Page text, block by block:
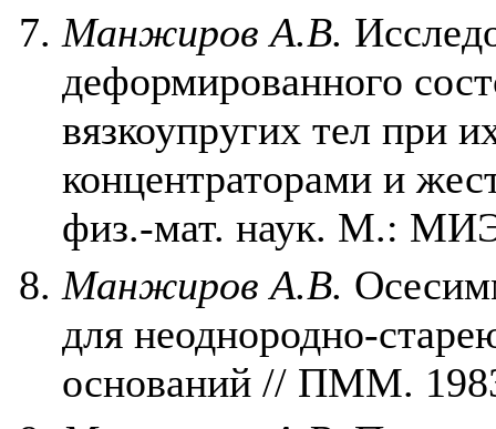
Манжиров А.В.
деформированного
вязкоупругих тел при
концентраторами и
физ.-мат. наук. М.:
Манжиров А.В.
для неоднородно-
оснований // ПММ.